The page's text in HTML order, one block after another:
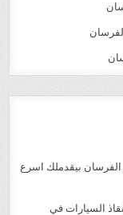
بيقدملك اسرع
السيارات في